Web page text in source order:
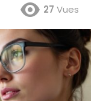
27 Vues